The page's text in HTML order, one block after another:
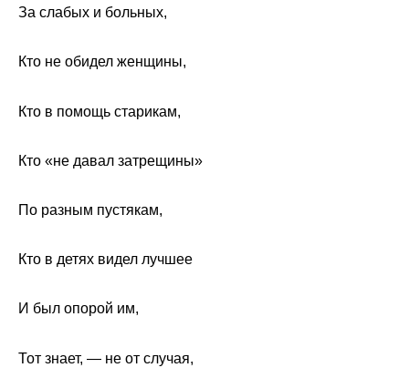
За слабых и больных,
Кто не обидел женщины,
Кто в помощь старикам,
Кто «не давал затрещины»
По разным пустякам,
Кто в детях видел лучшее
И был опорой им,
Тот знает, — не от случая,